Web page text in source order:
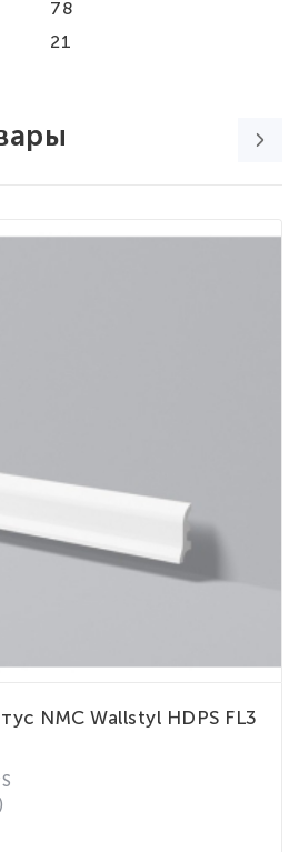
78
21
NMC Wallstyl HDPS FL3